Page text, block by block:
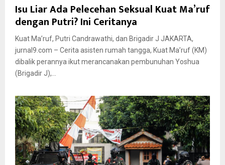
Isu Liar Ada Pelecehan Seksual Kuat Ma’ruf
dengan Putri? Ini Ceritanya
Kuat Ma’ruf, Putri Candrawathi, dan Brigadir J JAKARTA,
jurnal9.com – Cerita asisten rumah tangga, Kuat Ma’ruf (KM)
dibalik perannya ikut merancanakan pembunuhan Yoshua
(Brigadir J),...